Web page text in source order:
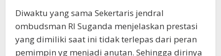
Diwaktu yang sama Sekertaris jendral
ombudsman RI Suganda menjelaskan prestasi
yang dimiliki saat ini tidak terlepas dari peran
pemimpin yg menjadi anutan. Sehingga dirinya